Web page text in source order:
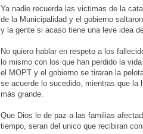
Ya nadie recuerda las victimas de la
de la Municipalidad y el gobierno
y la gente si acaso tiene una leve idea
No quiero hablar en respeto a los
lo mismo con los que han perdido la
el MOPT y el gobierno se tiraran la
se acuerde lo sucedido, mientras que la
más grande.
Que Dios le de paz a las familias
tiempo, seran del unico que recibiran